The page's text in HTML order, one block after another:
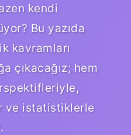
kendi
Bu yazıda
kavramları
çıkacağız; hem
ve istatistiklerle